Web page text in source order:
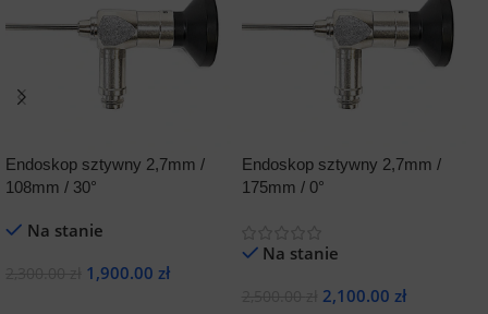
Endoskop sztywny 2,7mm /
108mm / 30°
Na stanie
1,900.00 zł
Endoskop sztywny 2,7mm /
175mm / 0°
Na stanie
2,100.00 zł